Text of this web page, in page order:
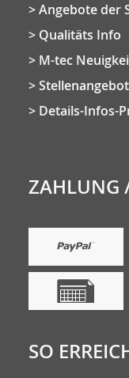
Angebote der
Qualitäts Info
M-tec
Details-Infos-
ZAHLUNG
SO